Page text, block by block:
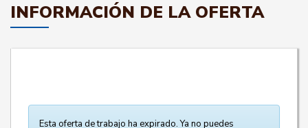
INFORMACIÓN DE LA OFERTA
Esta oferta de trabajo ha expirado. Ya no puedes